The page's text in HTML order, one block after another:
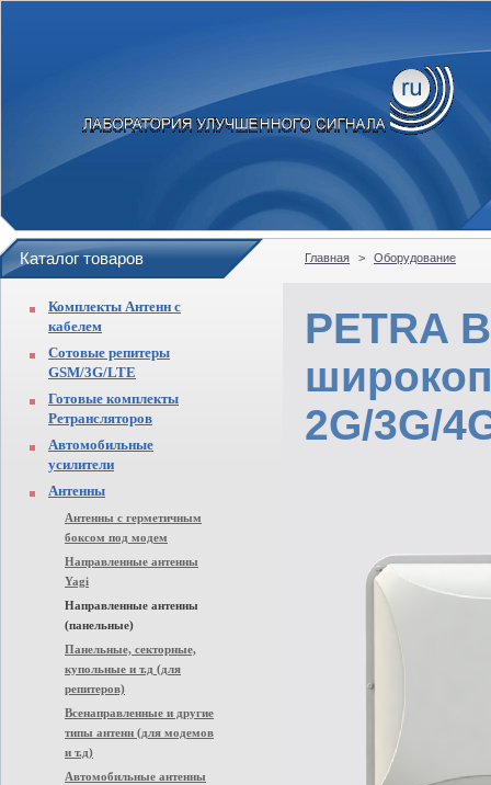
Каталог товаров
Комплекты Антенн с
кабелем
Сотовые репитеры
GSM/3G/LTE
Готовые комплекты
Ретрансляторов
Автомобильные
усилители
Антенны
Антенны с герметичным
боксом под модем
Направленные антенны
Yagi
Направленные антенны
(панельные)
Панельные, секторные,
купольные и т.д (для
репитеров)
Всенаправленные и другие
типы антенн (для модемов
и т.д)
Автомобильные антенны
Главная > Оборудование
PETRA
2G/3G/